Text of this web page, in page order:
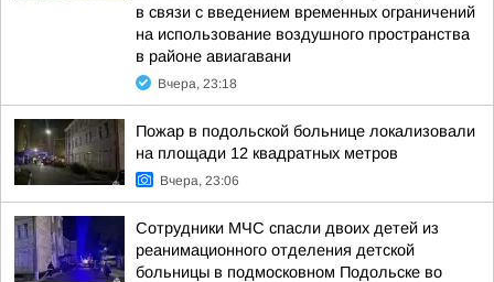
в связи с введением временных ограничений
на использование воздушного пространства
в районе авиагавани
Вчера, 23:18
Пожар в подольской больнице локализовали
на площади 12 квадратных метров
Вчера, 23:06
Сотрудники МЧС спасли двоих детей из
реанимационного отделения детской
больницы в подмосковном Подольске во